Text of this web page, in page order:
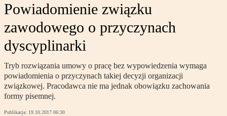
Powiadomienie związku
zawodowego o przyczynach
dyscyplinarki
Tryb rozwiązania umowy o pracę bez wypowiedzenia wymaga
powiadomienia o przyczynach takiej decyzji organizacji
związkowej. Pracodawca nie ma jednak obowiązku zachowania
formy pisemnej.
Publikacja: 19.10.2017 06:30